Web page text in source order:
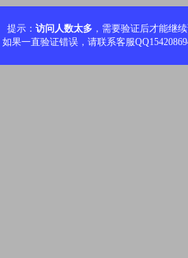
提示： 访问人数太多 ，需要验证后才能继
如果一直验证错误，请联系客服